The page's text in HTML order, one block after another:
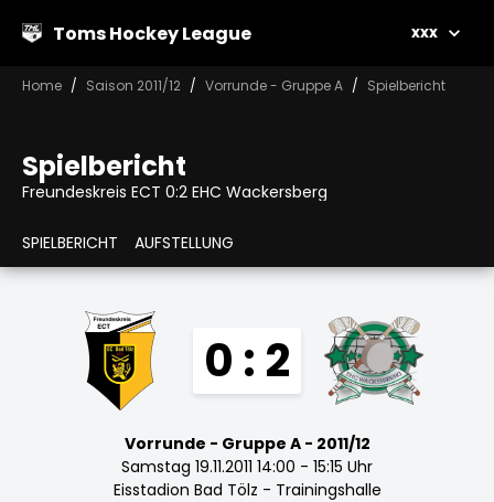
Toms Hockey League xxx
Home Saison 2011/12 Vorrunde - Gruppe A Spielbericht
Spielbericht
Freundeskreis ECT 0:2 EHC Wackersberg
SPIELBERICHT AUFSTELLUNG
0 : 2
Vorrunde - Gruppe A - 2011/12
Samstag 19.11.2011 14:00 - 15:15 Uhr
Eisstadion Bad Tölz - Trainingshalle